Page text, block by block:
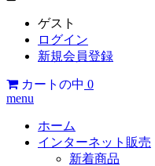
ゲスト
ログイン
新規会員登録
カートの中 0
menu
ホーム
インターネット販売
新着商品